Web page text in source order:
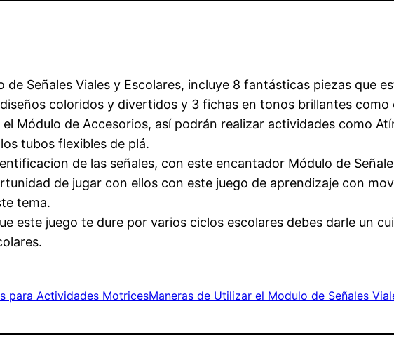
Señales Viales y Escolares, incluye 8 fantásticas piezas que
coloridos y divertidos y 3 fichas en tonos brillantes
Módulo de Accesorios, así podrán realizar actividades como
los tubos flexibles de plá.
de las señales, con este encantador Módulo de
de jugar con ellos con este juego de aprendizaje con
tema.
este juego te dure por varios ciclos escolares debes darle un
para Actividades MotricesManeras de Utilizar el Modulo de Señales